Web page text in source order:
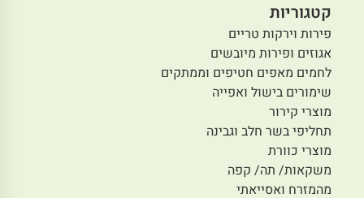
קטגוריות
פירות וירקות טריים
אגוזים ופירות מיובשים
לחמים מאפים חטיפים וממתקים
שימורים בישול ואפייה
מוצרי קירור
תחליפי בשר חלב וגבינה
מוצרי כוורת
משקאות/ תה/ קפה
מהמזרח ואסייאתי